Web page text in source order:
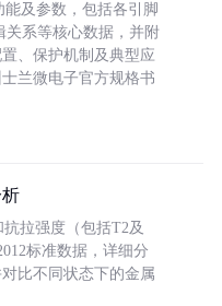
能及参数，包括各引脚
关系等核心数据，并附
、保护机制及典型应
兰微电子官方规格书
拉强度（包括T2及
标准数据，详细分
比不同状态下的金属